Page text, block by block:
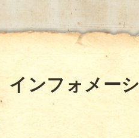
インフォメー